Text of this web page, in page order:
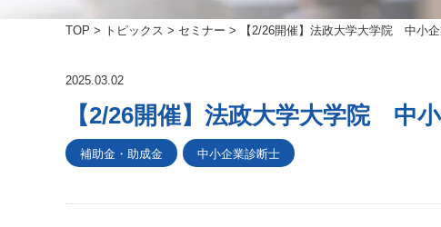
TOP > トピックス > セミナー > 【2/26開催】法政大学大学院 中小
2025.03.02
【2/26開催】法政大学大学院 中
補助金・助成金 中小企業診断士